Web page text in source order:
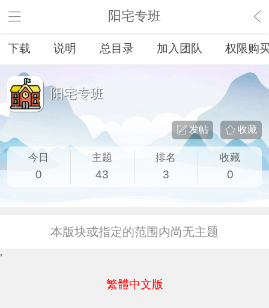
阳宅专班
下载 说明 总目录 加入团队 权限购
阳宅专班
收藏
发帖
今日
0
主题
43
排名
3
收藏
0
本版块或指定的范围内尚无主题
'
繁體中文版